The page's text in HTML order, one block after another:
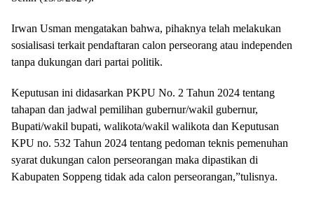
Irwan Usman mengatakan bahwa, pihaknya telah melakukan
sosialisasi terkait pendaftaran calon perseorang atau independen
tanpa dukungan dari partai politik.
Keputusan ini didasarkan PKPU No. 2 Tahun 2024 tentang
tahapan dan jadwal pemilihan gubernur/wakil gubernur,
Bupati/wakil bupati, walikota/wakil walikota dan Keputusan
KPU no. 532 Tahun 2024 tentang pedoman teknis pemenuhan
syarat dukungan calon perseorangan maka dipastikan di
Kabupaten Soppeng tidak ada calon perseorangan,”tulisnya.